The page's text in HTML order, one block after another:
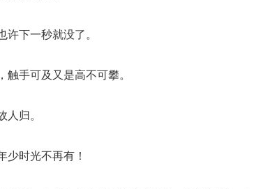
下一秒就没了。
手可及又是高不可攀。
归。
少时光不再有！